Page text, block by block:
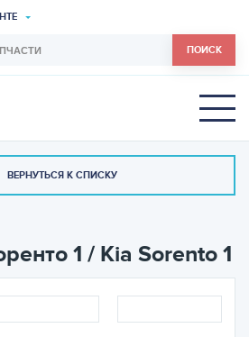
ПОИСК
ВЕРНУТЬСЯ К СПИСКУ
1 / Kia Sorento 1